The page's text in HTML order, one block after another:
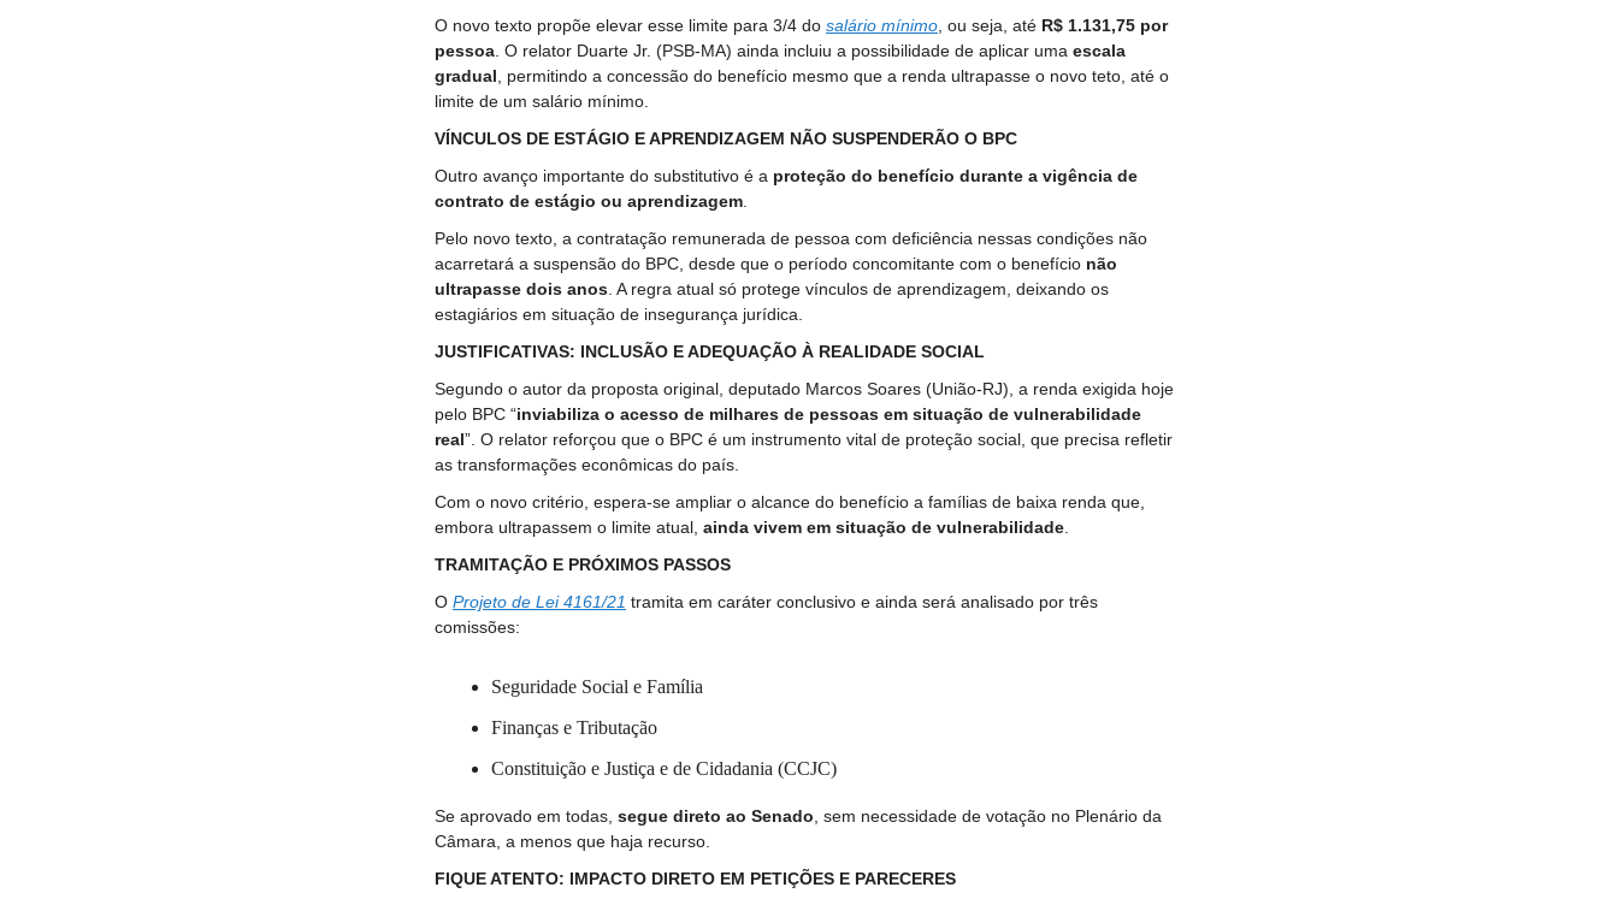
O novo texto propõe elevar esse limite para 3/4 do salário mínimo, ou seja, até R$ 1.131,75 por
pessoa. O relator Duarte Jr. (PSB-MA) ainda incluiu a possibilidade de aplicar uma escala
gradual, permitindo a concessão do benefício mesmo que a renda ultrapasse o novo teto, até o
limite de um salário mínimo.
VÍNCULOS DE ESTÁGIO E APRENDIZAGEM NÃO SUSPENDERÃO O BPC
Outro avanço importante do substitutivo é a proteção do benefício durante a vigência de
contrato de estágio ou aprendizagem.
Pelo novo texto, a contratação remunerada de pessoa com deficiência nessas condições não
acarretará a suspensão do BPC, desde que o período concomitante com o benefício não
ultrapasse dois anos. A regra atual só protege vínculos de aprendizagem, deixando os
estagiários em situação de insegurança jurídica.
JUSTIFICATIVAS: INCLUSÃO E ADEQUAÇÃO À REALIDADE SOCIAL
Segundo o autor da proposta original, deputado Marcos Soares (União-RJ), a renda exigida hoje
pelo BPC “inviabiliza o acesso de milhares de pessoas em situação de vulnerabilidade
real”. O relator reforçou que o BPC é um instrumento vital de proteção social, que precisa refletir
as transformações econômicas do país.
Com o novo critério, espera-se ampliar o alcance do benefício a famílias de baixa renda que,
embora ultrapassem o limite atual, ainda vivem em situação de vulnerabilidade.
TRAMITAÇÃO E PRÓXIMOS PASSOS
O Projeto de Lei 4161/21 tramita em caráter conclusivo e ainda será analisado por três
comissões:
Seguridade Social e Família
Finanças e Tributação
Constituição e Justiça e de Cidadania (CCJC)
Se aprovado em todas, segue direto ao Senado, sem necessidade de votação no Plenário da
Câmara, a menos que haja recurso.
FIQUE ATENTO: IMPACTO DIRETO EM PETIÇÕES E PARECERES